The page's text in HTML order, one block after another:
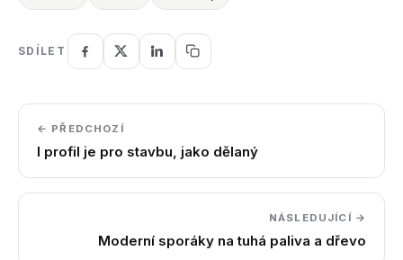
SDÍLET
← PŘEDCHOZÍ
I profil je pro stavbu, jako dělaný
NÁSLEDUJÍCÍ →
Moderní sporáky na tuhá paliva a dřevo